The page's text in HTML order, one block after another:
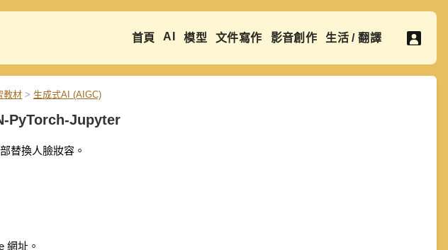
首頁 AI 模型 文件寫作 影音創作 生活 / 翻譯
教材 > 生成式AI (AIGC)
PyTorch-Jupyter
替換人臉妝容。
網址。